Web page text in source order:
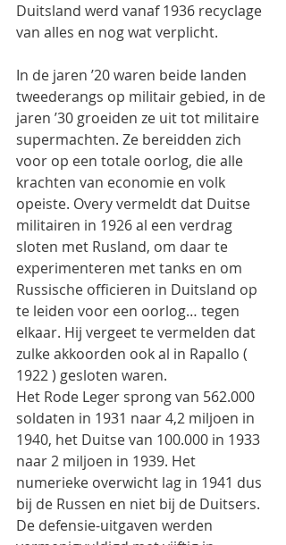
Duitsland werd vanaf 1936 recyclage
van alles en nog wat verplicht.
In de jaren ’20 waren beide landen
tweederangs op militair gebied, in de
jaren ’30 groeiden ze uit tot militaire
supermachten. Ze bereidden zich
voor op een totale oorlog, die alle
krachten van economie en volk
opeiste. Overy vermeldt dat Duitse
militairen in 1926 al een verdrag
sloten met Rusland, om daar te
experimenteren met tanks en om
Russische officieren in Duitsland op
te leiden voor een oorlog… tegen
elkaar. Hij vergeet te vermelden dat
zulke akkoorden ook al in Rapallo (
1922 ) gesloten waren.
Het Rode Leger sprong van 562.000
soldaten in 1931 naar 4,2 miljoen in
1940, het Duitse van 100.000 in 1933
naar 2 miljoen in 1939. Het
numerieke overwicht lag in 1941 dus
bij de Russen en niet bij de Duitsers.
De defensie-uitgaven werden